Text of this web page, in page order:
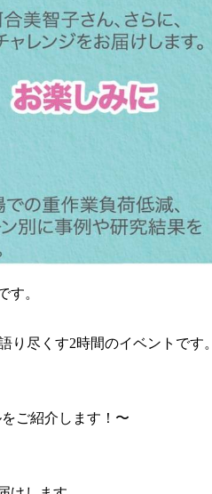
す。
尽くす2時間のイベントです。
ご紹介します！〜